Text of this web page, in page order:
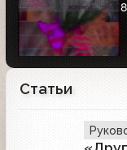
Статьи